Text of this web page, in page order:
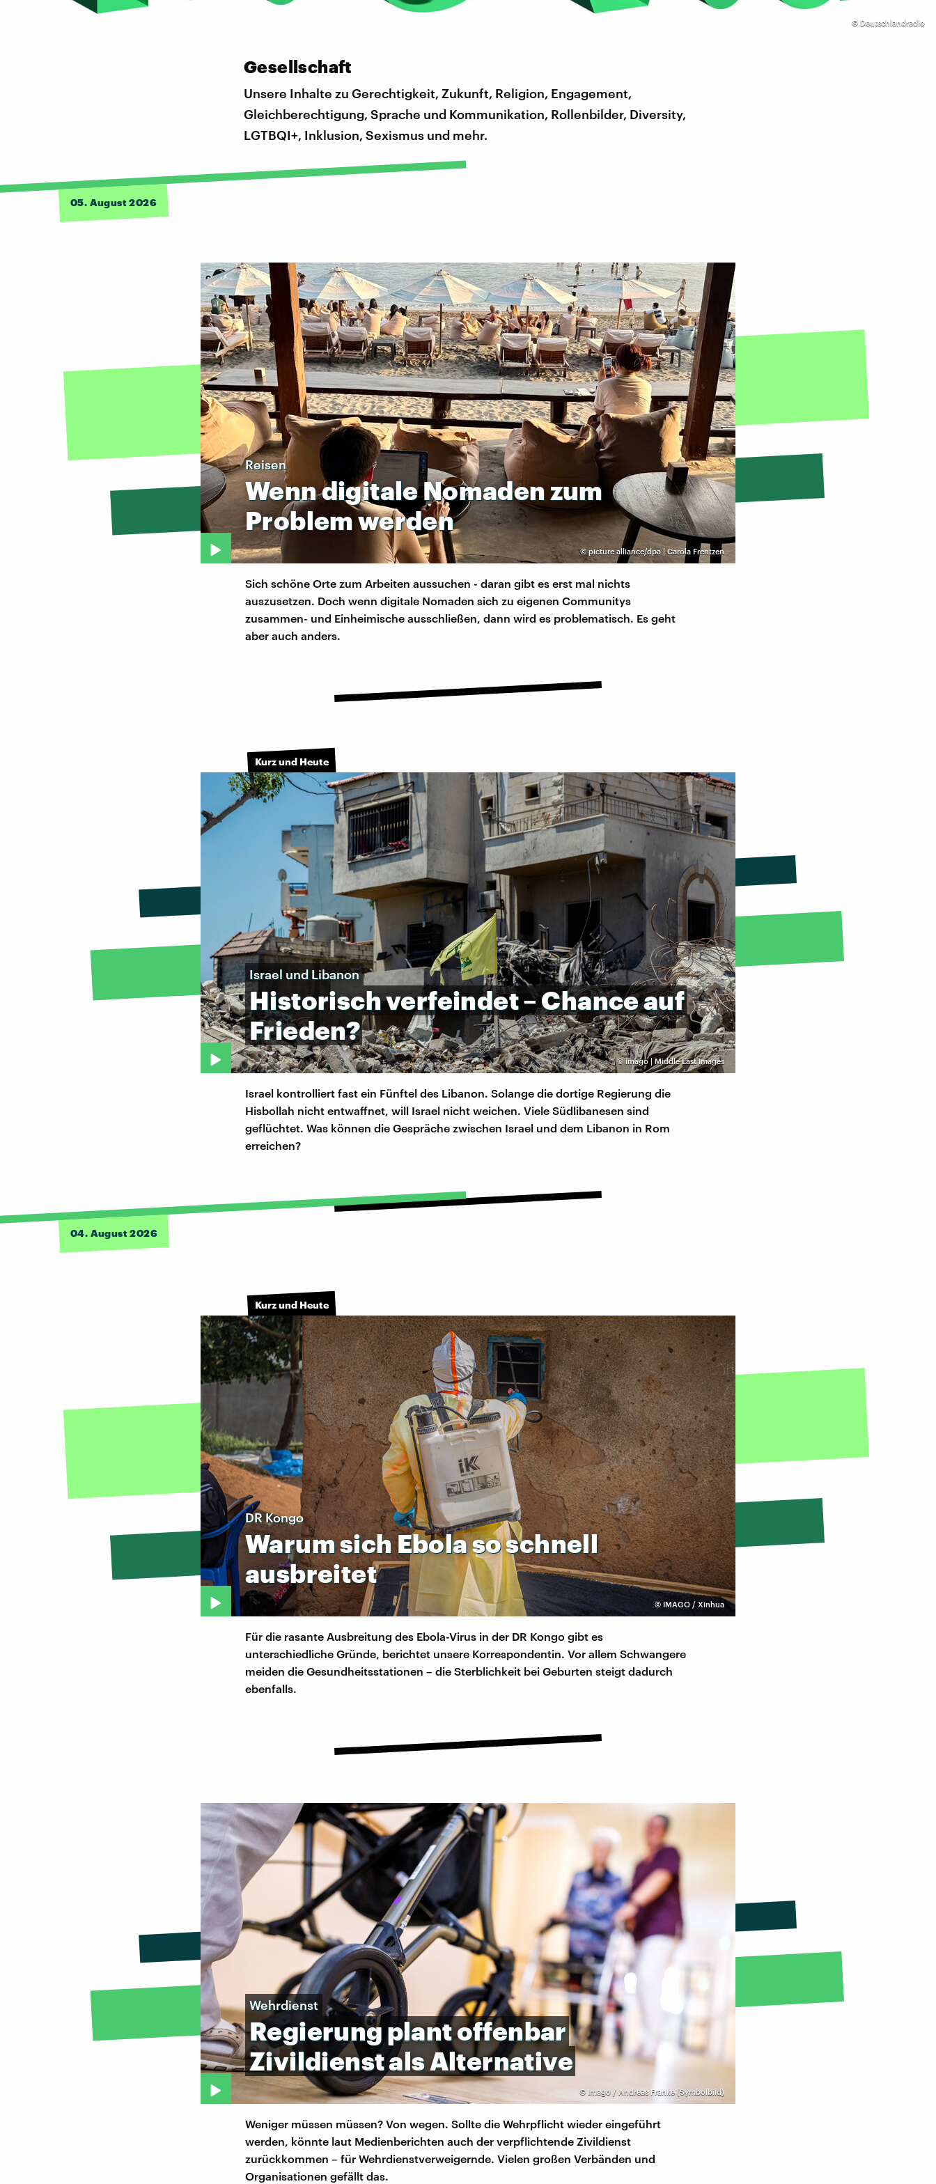
© Deutschlandradio
Gesellschaft
Unsere Inhalte zu Gerechtigkeit, Zukunft, Religion, Engagement,
Gleichberechtigung, Sprache und Kommunikation, Rollenbilder, Diversity,
LGTBQI+, Inklusion, Sexismus und mehr.
05. August 2026
©picture alliance/dpa | Carola Frentzen
Reisen
WenndigitaleNomaden zum
Problemwerden
Sich schöne Orte zum Arbeiten aussuchen - daran gibt es erst mal nichts
auszusetzen. Doch wenn digitale Nomaden sich zu eigenen Communitys
zusammen- und Einheimische ausschließen, dann wird es problematisch. Es geht
aber auch anders.
Kurz und Heute
©imago | Middle East Images
Israel und Libanon
Historischverfeindet–Chanceauf
Frieden?
Israel kontrolliert fast ein Fünftel des Libanon. Solange die dortige Regierung die
Hisbollah nicht entwaffnet, will Israel nicht weichen. Viele Südlibanesen sind
geflüchtet. Was können die Gespräche zwischen Israel und dem Libanon in Rom
erreichen?
04. August 2026
Kurz und Heute
© IMAGO / Xinhua
DR Kongo
WarumsichEbolasoschnell
ausbreitet
Für die rasante Ausbreitung des Ebola-Virus in der DR Kongo gibt es
unterschiedliche Gründe, berichtet unsere Korrespondentin. Vor allem Schwangere
meiden die Gesundheitsstationen – die Sterblichkeit bei Geburten steigt dadurch
ebenfalls.
© Imago / Andreas Franke (Symbolbild)
Wehrdienst
Regierungplantoffenbar
ZivildienstalsAlternative
Weniger müssen müssen? Von wegen. Sollte die Wehrpflicht wieder eingeführt
werden, könnte laut Medienberichten auch der verpflichtende Zivildienst
zurückkommen – für Wehrdienstverweigernde. Vielen großen Verbänden und
Organisationen gefällt das.